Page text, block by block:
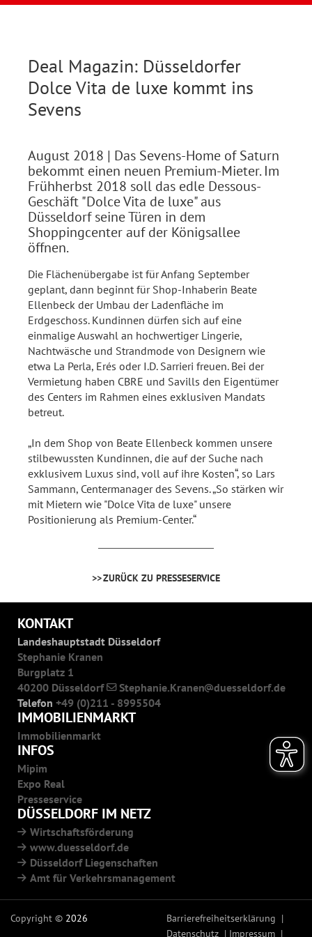
Deal Magazin: Düsseldorfer
Dolce Vita de luxe kommt ins
Sevens
August 2018 | Das Sevens-Home of Saturn
bekommt einen neuen Premium-Mieter. Im
Frühherbst 2018 soll das edle Dessous-
Geschäft "Dolce Vita de luxe" aus
Düsseldorf seine Türen in dem
Shoppingcenter auf der Königsallee
öffnen.
Die Flächenübergabe ist für Anfang September
geplant, dann beginnt für Shop-Inhaberin Beate
Ellenbeck der Umbau der Ladenfläche im
Erdgeschoss. Kundinnen dürfen sich auf eine
einmalige Auswahl an hochwertiger Lingerie,
Nachtwäsche und Strandmode von Designern wie
etwa La Perla, Erés oder I.D. Sarrieri freuen. Bei der
Vermietung haben CBRE und Savills den Eigentümer
des Centers im Rahmen eines exklusiven Mandats
betreut.
„In dem Shop von Beate Ellenbeck kommen unsere
stilbewussten Kundinnen, die auf der Suche nach
exklusivem Luxus sind, voll auf ihre Kosten“, so Lars
Sammann, Centermanager des Sevens. „So stärken wir
mit Mietern wie "Dolce Vita de luxe" unsere
Positionierung als Premium-Center.“
ZURÜCK ZU PRESSESERVICE
KONTAKT
Landeshauptstadt Düsseldorf
Stephanie Kranen
Burgplatz 1
40200 Düsseldorf
Stephanie.Kranen
duesseldorf.de
Telefon +49 (0)211 - 8995504
IMMOBILIENMARKT
Immobilienmarkt
INFOS
Mipim
Expo Real
Presseservice
DÜSSELDORF IM NETZ
Wirtschaftsförderung
www.duesseldorf.de
Düsseldorf Liegenschaften
Amt für Verkehrsmanagement
Copyright © 2026
Barrierefreiheitserklärung
Datenschutz
Impressum